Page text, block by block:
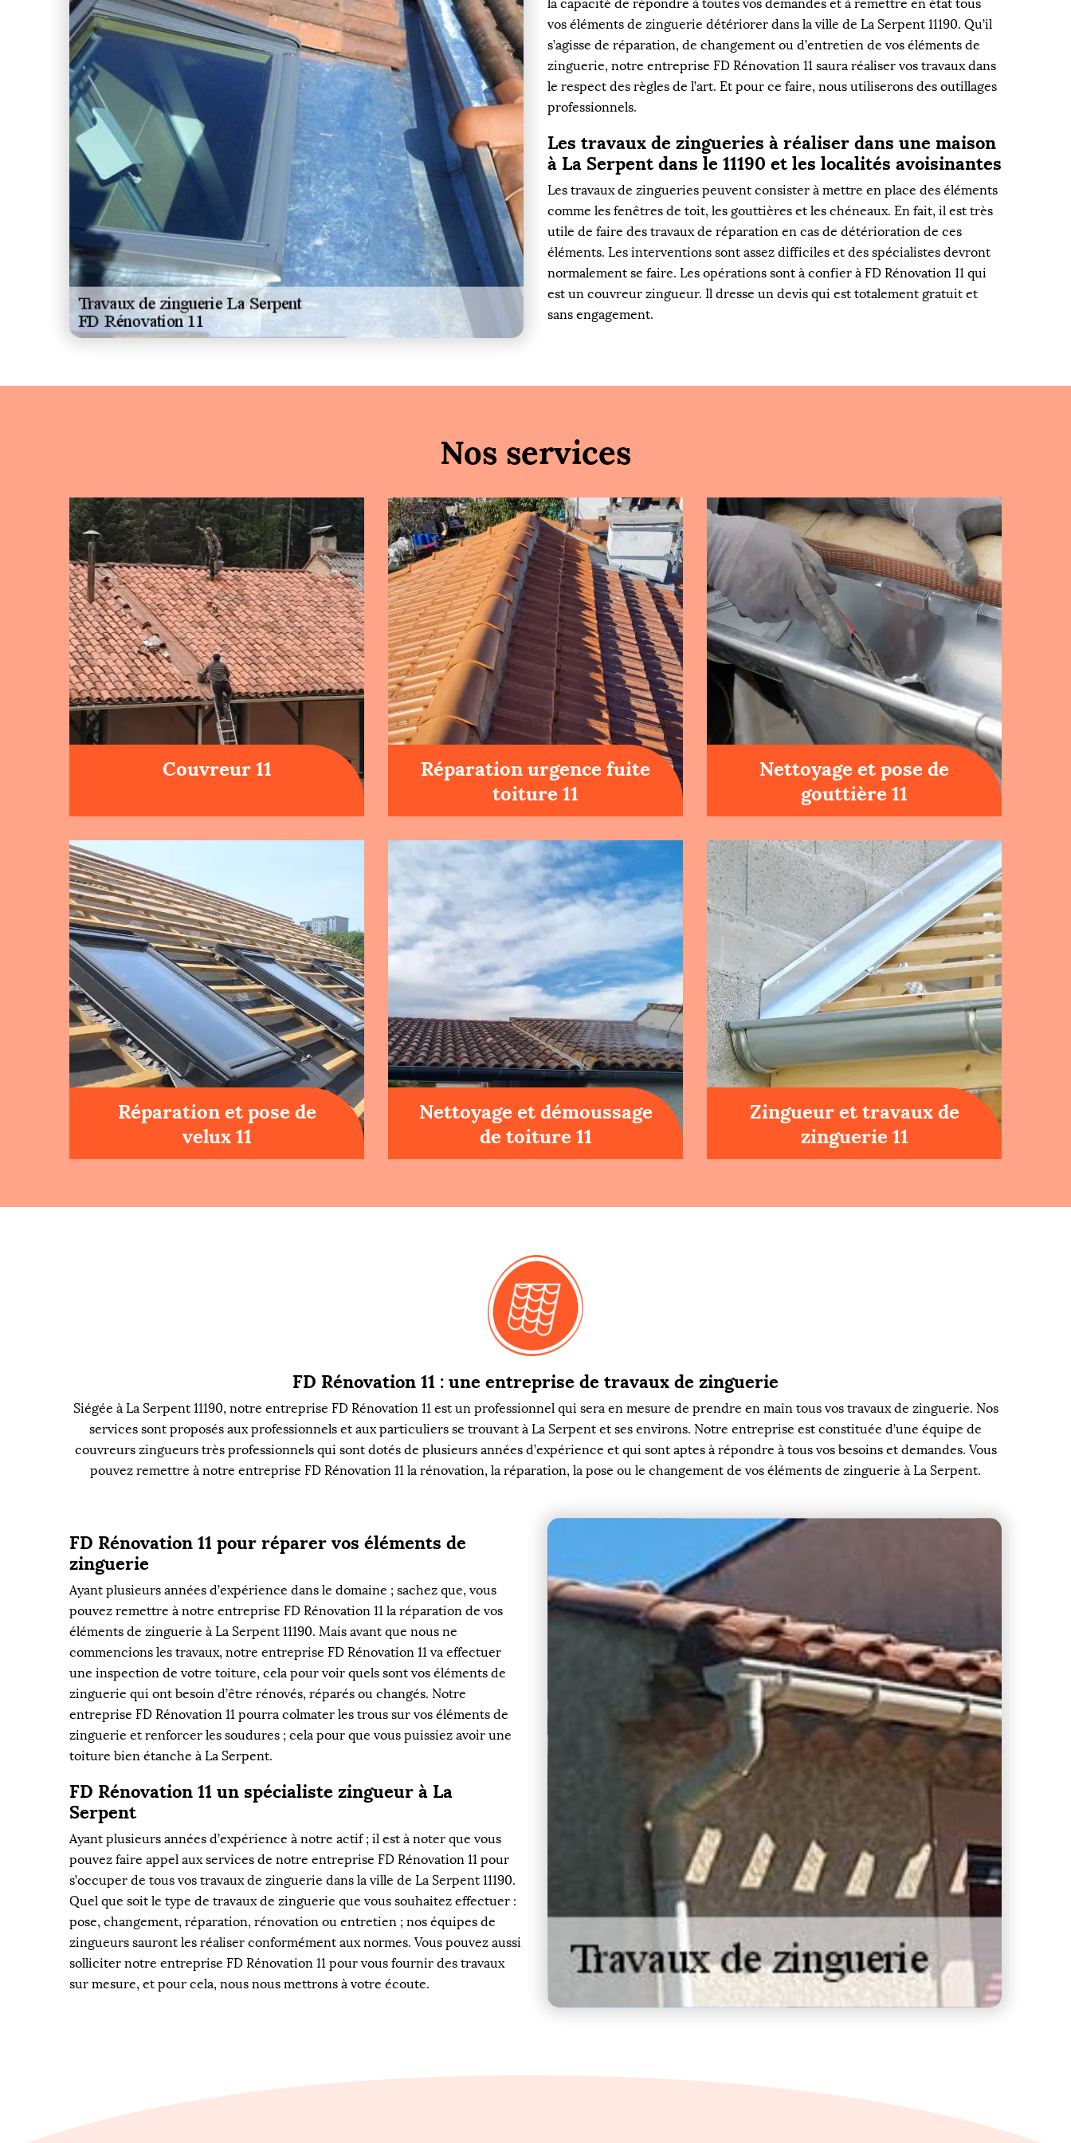
la capacité de répondre à toutes vos demandes et à remettre en état tous
vos éléments de zinguerie détériorer dans la ville de La Serpent 11190. Qu’il
s’agisse de réparation, de changement ou d’entretien de vos éléments de
zinguerie, notre entreprise FD Rénovation 11 saura réaliser vos travaux dans
le respect des règles de l’art. Et pour ce faire, nous utiliserons des outillages
professionnels.
Les travaux de zingueries à réaliser dans une maison
à La Serpent dans le 11190 et les localités avoisinantes
Les travaux de zingueries peuvent consister à mettre en place des éléments
comme les fenêtres de toit, les gouttières et les chéneaux. En fait, il est très
utile de faire des travaux de réparation en cas de détérioration de ces
éléments. Les interventions sont assez difficiles et des spécialistes devront
normalement se faire. Les opérations sont à confier à FD Rénovation 11 qui
est un couvreur zingueur. Il dresse un devis qui est totalement gratuit et
sans engagement.
Nos services
Couvreur 11
Réparation urgence fuite
toiture 11
Nettoyage et pose de
gouttière 11
Réparation et pose de
velux 11
Nettoyage et démoussage
de toiture 11
Zingueur et travaux de
zinguerie 11
FD Rénovation 11 : une entreprise de travaux de zinguerie
Siégée à La Serpent 11190, notre entreprise FD Rénovation 11 est un professionnel qui sera en mesure de prendre en main tous vos travaux de zinguerie. Nos
services sont proposés aux professionnels et aux particuliers se trouvant à La Serpent et ses environs. Notre entreprise est constituée d’une équipe de
couvreurs zingueurs très professionnels qui sont dotés de plusieurs années d’expérience et qui sont aptes à répondre à tous vos besoins et demandes. Vous
pouvez remettre à notre entreprise FD Rénovation 11 la rénovation, la réparation, la pose ou le changement de vos éléments de zinguerie à La Serpent.
FD Rénovation 11 pour réparer vos éléments de
zinguerie
Ayant plusieurs années d’expérience dans le domaine ; sachez que, vous
pouvez remettre à notre entreprise FD Rénovation 11 la réparation de vos
éléments de zinguerie à La Serpent 11190. Mais avant que nous ne
commencions les travaux, notre entreprise FD Rénovation 11 va effectuer
une inspection de votre toiture, cela pour voir quels sont vos éléments de
zinguerie qui ont besoin d’être rénovés, réparés ou changés. Notre
entreprise FD Rénovation 11 pourra colmater les trous sur vos éléments de
zinguerie et renforcer les soudures ; cela pour que vous puissiez avoir une
toiture bien étanche à La Serpent.
FD Rénovation 11 un spécialiste zingueur à La
Serpent
Ayant plusieurs années d’expérience à notre actif ; il est à noter que vous
pouvez faire appel aux services de notre entreprise FD Rénovation 11 pour
s’occuper de tous vos travaux de zinguerie dans la ville de La Serpent 11190.
Quel que soit le type de travaux de zinguerie que vous souhaitez effectuer :
pose, changement, réparation, rénovation ou entretien ; nos équipes de
zingueurs sauront les réaliser conformément aux normes. Vous pouvez aussi
solliciter notre entreprise FD Rénovation 11 pour vous fournir des travaux
sur mesure, et pour cela, nous nous mettrons à votre écoute.